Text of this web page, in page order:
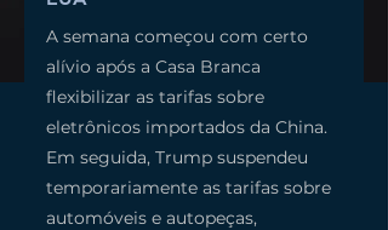
A semana começou com certo
alívio após a Casa Branca
flexibilizar as tarifas sobre
eletrônicos importados da China.
Em seguida, Trump suspendeu
temporariamente as tarifas sobre
automóveis e autopeças,